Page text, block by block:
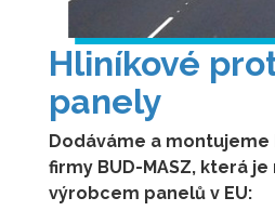
Hliníkové
panely
Dodáváme a
firmy BUD-MASZ, která
výrobcem panelů v EU: